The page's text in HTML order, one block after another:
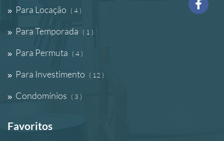
Para Locação ( 4 )
Para Temporada ( 1 )
Para Permuta ( 4 )
Para Investimento ( 12 )
Condomínios ( 3 )
Favoritos